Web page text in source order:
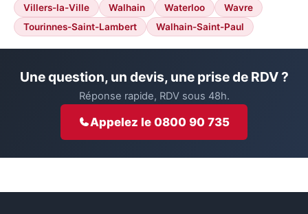
Villers-la-Ville
Walhain Waterloo
Wavre
Tourinnes-Saint-Lambert
Walhain-Saint-Paul
Une question, un devis, une prise de RDV ?
Réponse rapide, RDV sous 48h.
Appelez le 0800 90 735